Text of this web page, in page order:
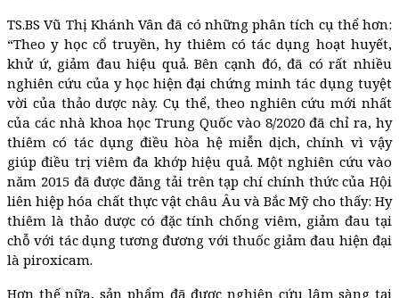
TS.BS Vũ Thị Khánh Vân đã có những phân tích cụ thể hơn:
“Theo y học cổ truyền, hy thiêm có tác dụng hoạt huyết,
khử ứ, giảm đau hiệu quả. Bên cạnh đó, đã có rất nhiều
nghiên cứu của y học hiện đại chứng minh tác dụng tuyệt
vời của thảo dược này. Cụ thể, theo nghiên cứu mới nhất
của các nhà khoa học Trung Quốc vào 8/2020 đã chỉ ra, hy
thiêm có tác dụng điều hòa hệ miễn dịch, chính vì vậy
giúp điều trị viêm đa khớp hiệu quả. Một nghiên cứu vào
năm 2015 đã được đăng tải trên tạp chí chính thức của Hội
liên hiệp hóa chất thực vật châu Âu và Bắc Mỹ cho thấy: Hy
thiêm là thảo dược có đặc tính chống viêm, giảm đau tại
chỗ với tác dụng tương đương với thuốc giảm đau hiện đại
là piroxicam.
Hơn thế nữa, sản phẩm đã được nghiên cứu lâm sàng tại